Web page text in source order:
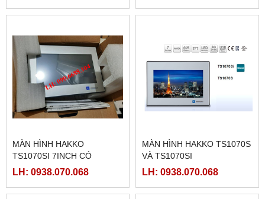
MÀN HÌNH HAKKO
TS1070SI 7INCH CÓ
ETHERNET
LH: 0938.070.068
MÀN HÌNH HAKKO TS1070S
VÀ TS1070SI
LH: 0938.070.068